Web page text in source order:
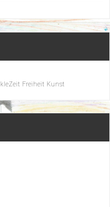
Freiheit Kunst